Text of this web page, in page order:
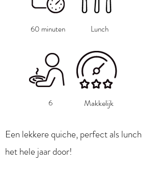
60 minuten Lunch
6 Makkelijk
Een lekkere quiche, perfect als lunch
het hele jaar door!